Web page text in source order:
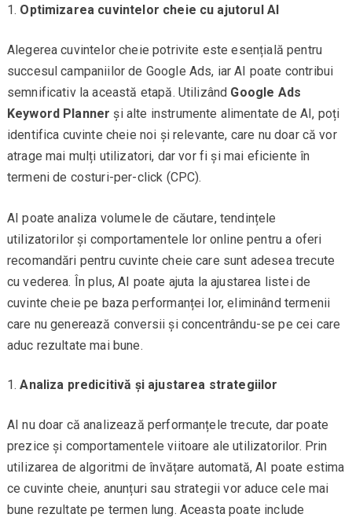
Optimizarea cuvintelor cheie cu ajutorul AI
Alegerea cuvintelor cheie potrivite este esențială pentru
succesul campaniilor de Google Ads, iar AI poate contribui
semnificativ la această etapă. Utilizând Google Ads
Keyword Planner și alte instrumente alimentate de AI, poți
identifica cuvinte cheie noi și relevante, care nu doar că vor
atrage mai mulți utilizatori, dar vor fi și mai eficiente în
termeni de costuri-per-click (CPC).
AI poate analiza volumele de căutare, tendințele
utilizatorilor și comportamentele lor online pentru a oferi
recomandări pentru cuvinte cheie care sunt adesea trecute
cu vederea. În plus, AI poate ajuta la ajustarea listei de
cuvinte cheie pe baza performanței lor, eliminând termenii
care nu generează conversii și concentrându-se pe cei care
aduc rezultate mai bune.
Analiza predicitivă și ajustarea strategiilor
AI nu doar că analizează performanțele trecute, dar poate
prezice și comportamentele viitoare ale utilizatorilor. Prin
utilizarea de algoritmi de învățare automată, AI poate estima
ce cuvinte cheie, anunțuri sau strategii vor aduce cele mai
bune rezultate pe termen lung. Aceasta poate include